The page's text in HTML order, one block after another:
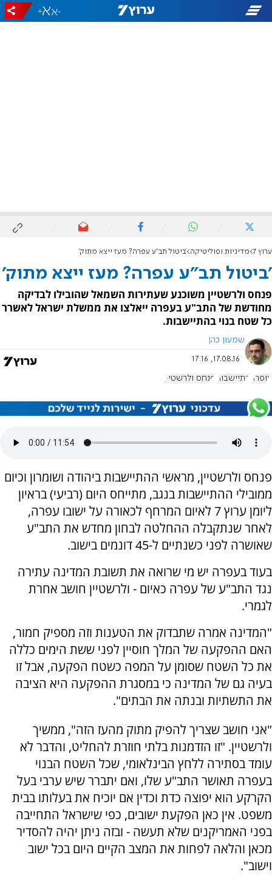
-
+
ערוץ 7 מדיניות ופוליטיקה 'ביטול תב"ע עפרה? מעז ייצא מתוק'
'ביטול תב"ע עפרה? מעז ייצא מתוק'
פנחס ולרשטיין משוכנע שעתירות השמאל שהובילו לבדיקה
מחודשת של התב"ע בעפרה ייאלצו את ממשלת ישראל לאשרר
כל שטח בנוי בהתיישבות.
שמעון כהן
17.08.16, 17:16
עופרה התיישבות פנחס ולרשטיין
פנחס ולרשטיין, מראשי ההתיישבות ביהודה ושומרון וכיום
ממובילי ההתיישבות בנגב, מתייחס היום (רביעי) בראיון
ליומן ערוץ 7 לאיום המרחף לכאורה על ישובו עפרה,
לאחר שנתקבלה ההחלטה לבחון מחדש את התב"ע
שאושרה לפני כשנתיים ל-45 דונמים בישוב.
בעוד בעפרה יש מי שרואה את תשובת המדינה עתירה
נגד התב"ע של עפרה כאיום - ולרשטיין חושב אחרת
לגמרי.
"המדינה אמרה שתבדוק את הטענות וזה מספיק חמור,
האם ההפקעה של המלך חוסיין לפני ששת הימים כללה
את כל השטח שסומן על המפה כשטח הפקעה, אבל זו
בעיה גם של המדינה כי במסגרת ההפקעה היא הציבה
את התשתיות ובנתה את הבתים".
"אני חושב שצריך להפיק מתוק מהעז הזה", ממשיך
ולרשטיין. "זו הזדמנות בלתי חוזרת להחליט, והדבר לא
עומד בסתירה ללחץ הבינלאומי, שכל השטח הבנוי
בעפרה תאושר התב"ע שלו, ואם יתברר שיש ערבי בעל
הקרקע הוא יפוצה כדת וכדין אם יוכיח את בעלותו בבית
משפט. אין כאן הפקעת ישובים, כפי שישראל התחייבה
בפני האמריקנים שלא תעשה - ובזה ניתן יהיה להסדיר
מכאן והלאה לפחות את המצב הקיים היום בכל ישוב
וישוב".